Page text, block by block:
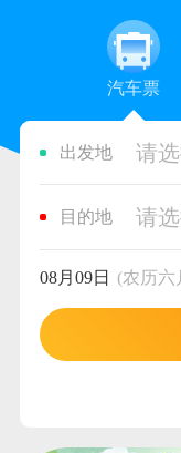
汽车票
出发地 请
目的地 请
08月09日 (农历六